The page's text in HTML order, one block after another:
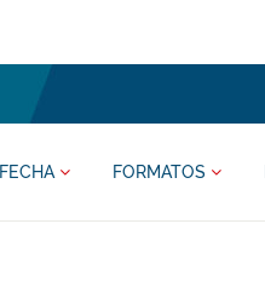
FECHA FORMATOS